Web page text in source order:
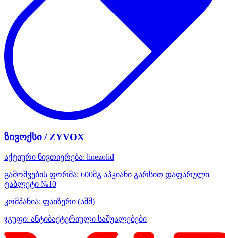
ზივოქსი / ZYVOX
აქტიური ნივთიერება: linezolid
გამოშვების ფორმა: 600მგ აპკიანი გარსით დაფარული
ტაბლეტი №10
კომპანია: ფაიზერი (აშშ)
ჯგუფი: ანტიბაქტერიული საშუალებები